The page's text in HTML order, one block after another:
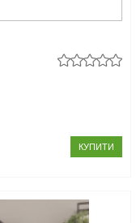
КУПИТИ